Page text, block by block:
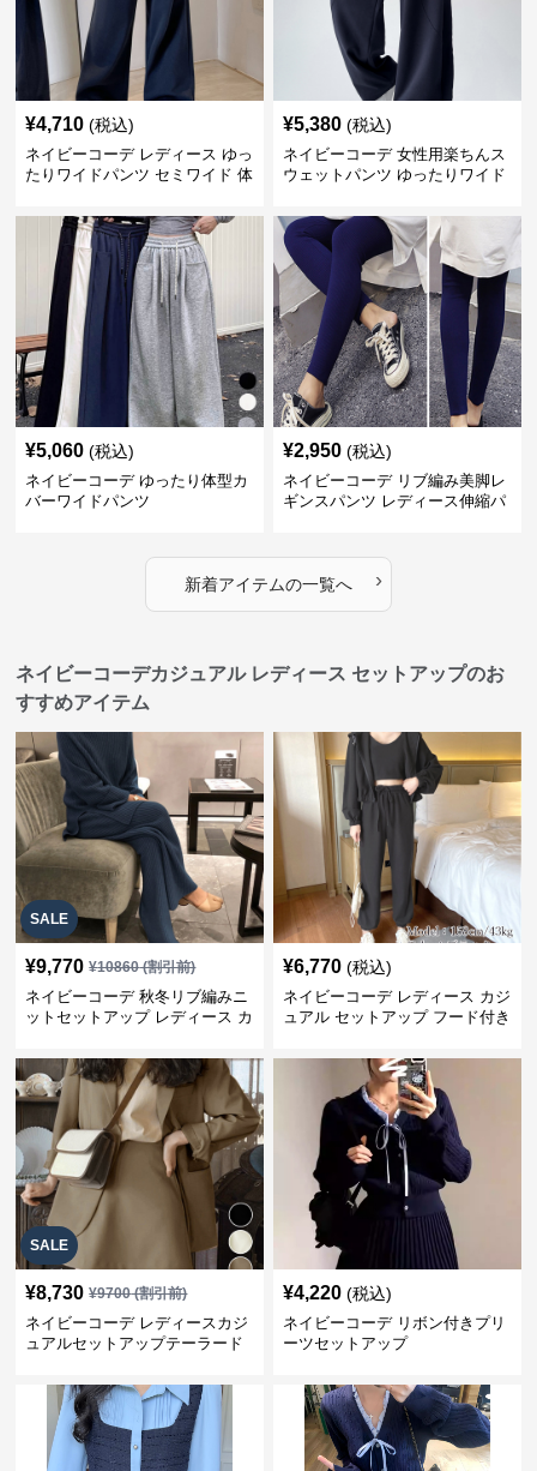
¥4,710 (税込)
ネイビーコーデ レディース ゆっ
たりワイドパンツ セミワイド 体
¥5,380 (税込)
ネイビーコーデ 女性用楽ちんス
ウェットパンツ ゆったりワイド
¥5,060 (税込)
ネイビーコーデ ゆったり体型カ
バーワイドパンツ
¥2,950 (税込)
ネイビーコーデ リブ編み美脚レ
ギンスパンツ レディース伸縮パ
新着アイテムの一覧へ ›
ネイビーコーデカジュアル レディース セットアップのお
すすめアイテム
SALE
¥9,770 ¥10860(割引前)
ネイビーコーデ 秋冬リブ編みニ
ットセットアップ レディース カ
¥6,770 (税込)
ネイビーコーデ レディース カジ
ュアル セットアップ フード付き
SALE
¥8,730 ¥9700(割引前)
ネイビーコーデ レディースカジ
ュアルセットアップテーラード
¥4,220 (税込)
ネイビーコーデ リボン付きプリ
ーツセットアップ